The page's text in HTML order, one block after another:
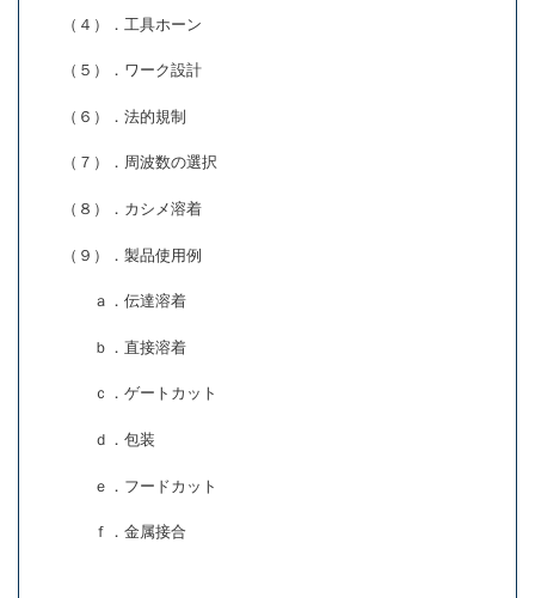
（４）．工具ホーン
（５）．ワーク設計
（６）．法的規制
（７）．周波数の選択
（８）．カシメ溶着
（９）．製品使用例
ａ．伝達溶着
ｂ．直接溶着
ｃ．ゲートカット
ｄ．包装
ｅ．フードカット
ｆ．金属接合